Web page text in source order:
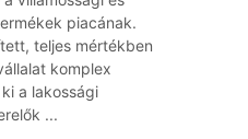
piacának.
teljes mértékben
komplex
a lakossági
...